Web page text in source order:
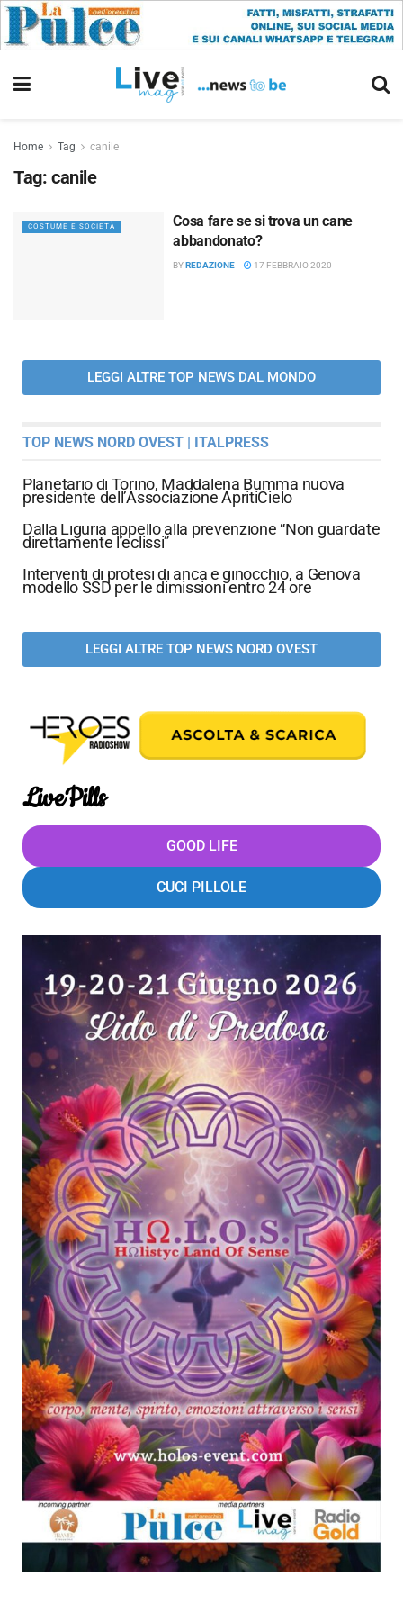
Home Tag canile
Tag: canile
COSTUME E SOCIETÀ
Cosa fare se si trova un cane
abbandonato?
BYREDAZIONE 17 FEBBRAIO 2020
LEGGI ALTRE TOP NEWS DAL MONDO
TOP NEWS NORD OVEST | ITALPRESS
Planetario di Torino, Maddalena Bumma nuova
presidente dell’Associazione ApritiCielo
Dalla Liguria appello alla prevenzione “Non guardate
direttamente l’eclissi”
Interventi di protesi di anca e ginocchio, a Genova
modello SSD per le dimissioni entro 24 ore
LEGGI ALTRE TOP NEWS NORD OVEST
LivePills
GOOD LIFE
CUCI PILLOLE